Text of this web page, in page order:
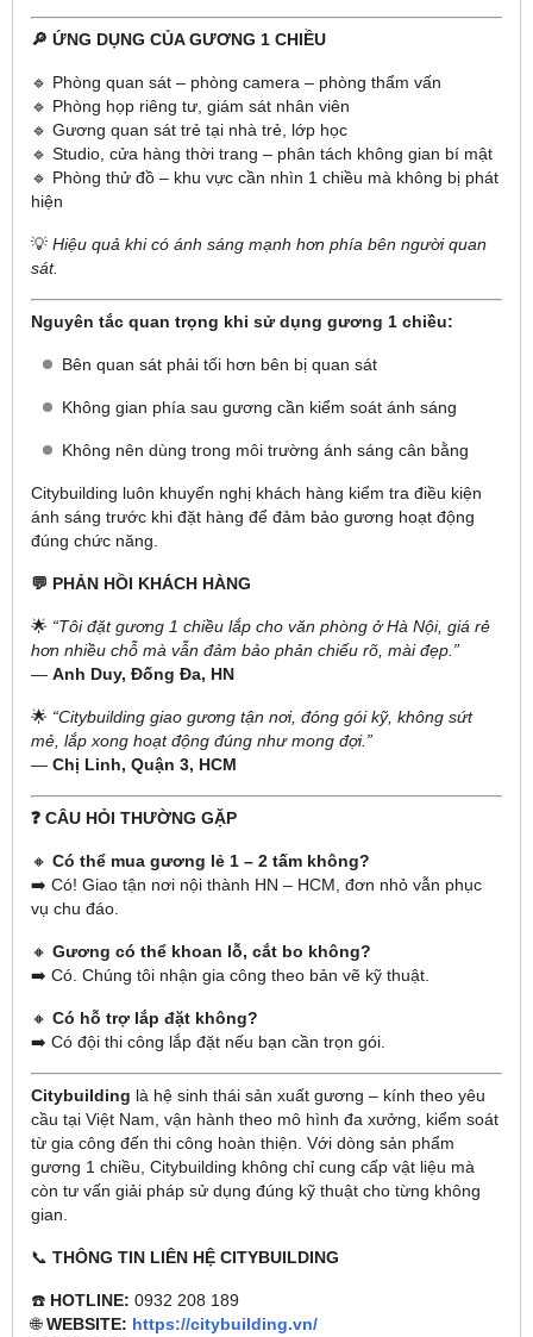
🔎 ỨNG DỤNG CỦA GƯƠNG 1 CHIỀU
🔹 Phòng quan sát – phòng camera – phòng thẩm vấn
🔹 Phòng họp riêng tư, giám sát nhân viên
🔹 Gương quan sát trẻ tại nhà trẻ, lớp học
🔹 Studio, cửa hàng thời trang – phân tách không gian bí mật
🔹 Phòng thử đồ – khu vực cần nhìn 1 chiều mà không bị phát
hiện
💡 Hiệu quả khi có ánh sáng mạnh hơn phía bên người quan
sát.
Nguyên tắc quan trọng khi sử dụng gương 1 chiều:
Bên quan sát phải tối hơn bên bị quan sát
Không gian phía sau gương cần kiểm soát ánh sáng
Không nên dùng trong môi trường ánh sáng cân bằng
Citybuilding luôn khuyến nghị khách hàng kiểm tra điều kiện
ánh sáng trước khi đặt hàng để đảm bảo gương hoạt động
đúng chức năng.
💬 PHẢN HỒI KHÁCH HÀNG
🌟 “Tôi đặt gương 1 chiều lắp cho văn phòng ở Hà Nội, giá rẻ
hơn nhiều chỗ mà vẫn đảm bảo phản chiếu rõ, mài đẹp.”
— Anh Duy, Đống Đa, HN
🌟 “Citybuilding giao gương tận nơi, đóng gói kỹ, không sứt
mẻ, lắp xong hoạt động đúng như mong đợi.”
— Chị Linh, Quận 3, HCM
❓ CÂU HỎI THƯỜNG GẶP
🔸 Có thể mua gương lẻ 1 – 2 tấm không?
➡️ Có! Giao tận nơi nội thành HN – HCM, đơn nhỏ vẫn phục
vụ chu đáo.
🔸 Gương có thể khoan lỗ, cắt bo không?
➡️ Có. Chúng tôi nhận gia công theo bản vẽ kỹ thuật.
🔸 Có hỗ trợ lắp đặt không?
➡️ Có đội thi công lắp đặt nếu bạn cần trọn gói.
Citybuilding là hệ sinh thái sản xuất gương – kính theo yêu
cầu tại Việt Nam, vận hành theo mô hình đa xưởng, kiểm soát
từ gia công đến thi công hoàn thiện. Với dòng sản phẩm
gương 1 chiều, Citybuilding không chỉ cung cấp vật liệu mà
còn tư vấn giải pháp sử dụng đúng kỹ thuật cho từng không
gian.
📞 THÔNG TIN LIÊN HỆ CITYBUILDING
☎️ HOTLINE: 0932 208 189
🌐WEBSITE: https://citybuilding.vn/